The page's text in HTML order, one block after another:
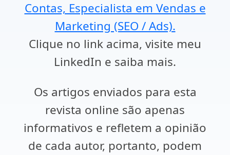
Contas, Especialista em Vendas e
Marketing (SEO / Ads).
Clique no link acima, visite meu
LinkedIn e saiba mais.
Os artigos enviados para esta
revista online são apenas
informativos e refletem a opinião
de cada autor, portanto, podem